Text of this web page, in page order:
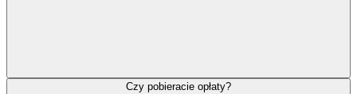
Czy pobieracie opłaty?